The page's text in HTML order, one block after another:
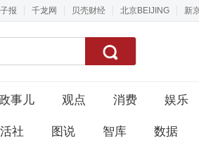
报 千龙网 贝壳财经 北京BEIJING 新
事儿 观点 消费 娱乐
社 图说 智库 数据